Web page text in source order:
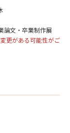
論文・卒業制作展
更がある可能性がご